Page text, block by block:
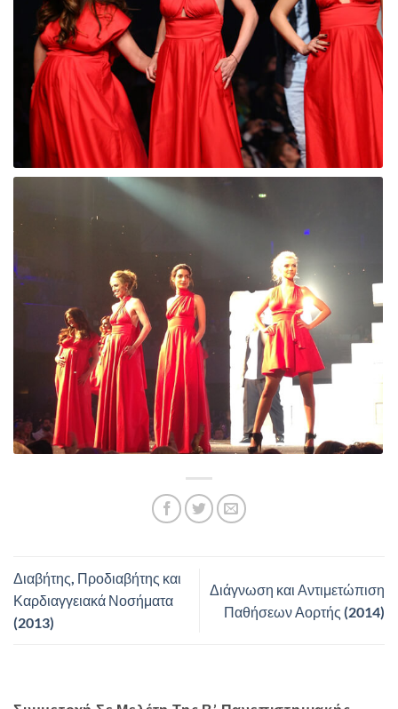
Διαβήτης, Προδιαβήτης και
Καρδιαγγειακά Νοσήματα
(2013)
Διάγνωση και Αντιμετώπιση
Παθήσεων Αορτής (2014)